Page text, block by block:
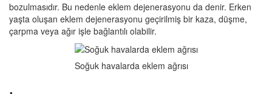
bozulmasıdır. Bu nedenle eklem dejenerasyonu da denir. Erken
yaşta oluşan eklem dejenerasyonu geçirilmiş bir kaza, düşme,
çarpma veya ağır işle bağlantılı olabilir.
Soğuk havalarda eklem ağrısı